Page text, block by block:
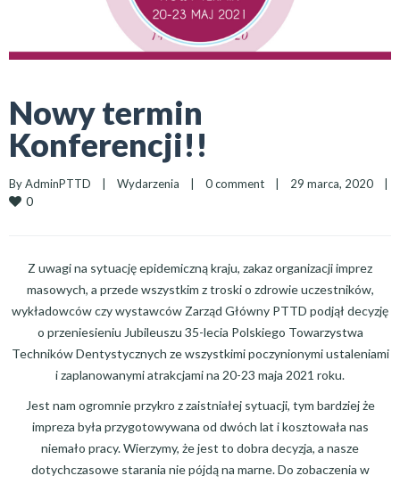
Nowy termin
Konferencji!!
By AdminPTTD | Wydarzenia | 0 comment | 29 marca, 2020 |
0
Z uwagi na sytuację epidemiczną kraju, zakaz organizacji imprez
masowych, a przede wszystkim z troski o zdrowie uczestników,
wykładowców czy wystawców Zarząd Główny PTTD podjął decyzję
o przeniesieniu Jubileuszu 35-lecia Polskiego Towarzystwa
Techników Dentystycznych ze wszystkimi poczynionymi ustaleniami
i zaplanowanymi atrakcjami na 20-23 maja 2021 roku.
Jest nam ogromnie przykro z zaistniałej sytuacji, tym bardziej że
impreza była przygotowywana od dwóch lat i kosztowała nas
niemało pracy. Wierzymy, że jest to dobra decyzja, a nasze
dotychczasowe starania nie pójdą na marne. Do zobaczenia w